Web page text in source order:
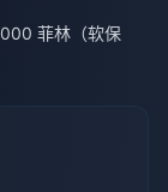
菲林（软保